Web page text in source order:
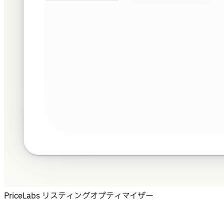
PriceLabs リスティングオプティマイザー